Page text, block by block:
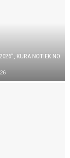
KURA NOTIEK NO